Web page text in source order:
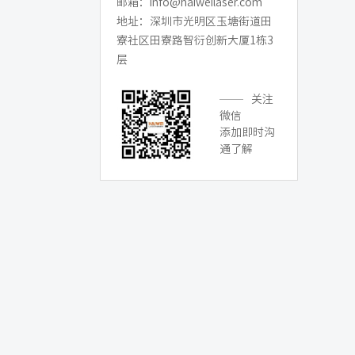
邮箱：info@haiweilaser.com
地址：深圳市光明区玉塘街道田
寮社区田寮路智衍创新大厦1栋3
层
关注
微信
添加即时沟
通了解